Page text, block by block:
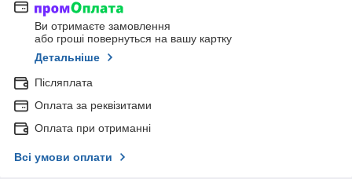
Ви отримаєте замовлення
або гроші повернуться на вашу картку
Детальніше
Післяплата
Оплата за реквізитами
Оплата при отриманні
Всі умови оплати